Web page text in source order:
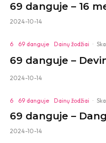
69 danguje – 16
2024-10-14
6 69 danguje Dainų žodžiai ·
69 danguje –
2024-10-14
6 69 danguje Dainų žodžiai ·
69 danguje –
2024-10-14